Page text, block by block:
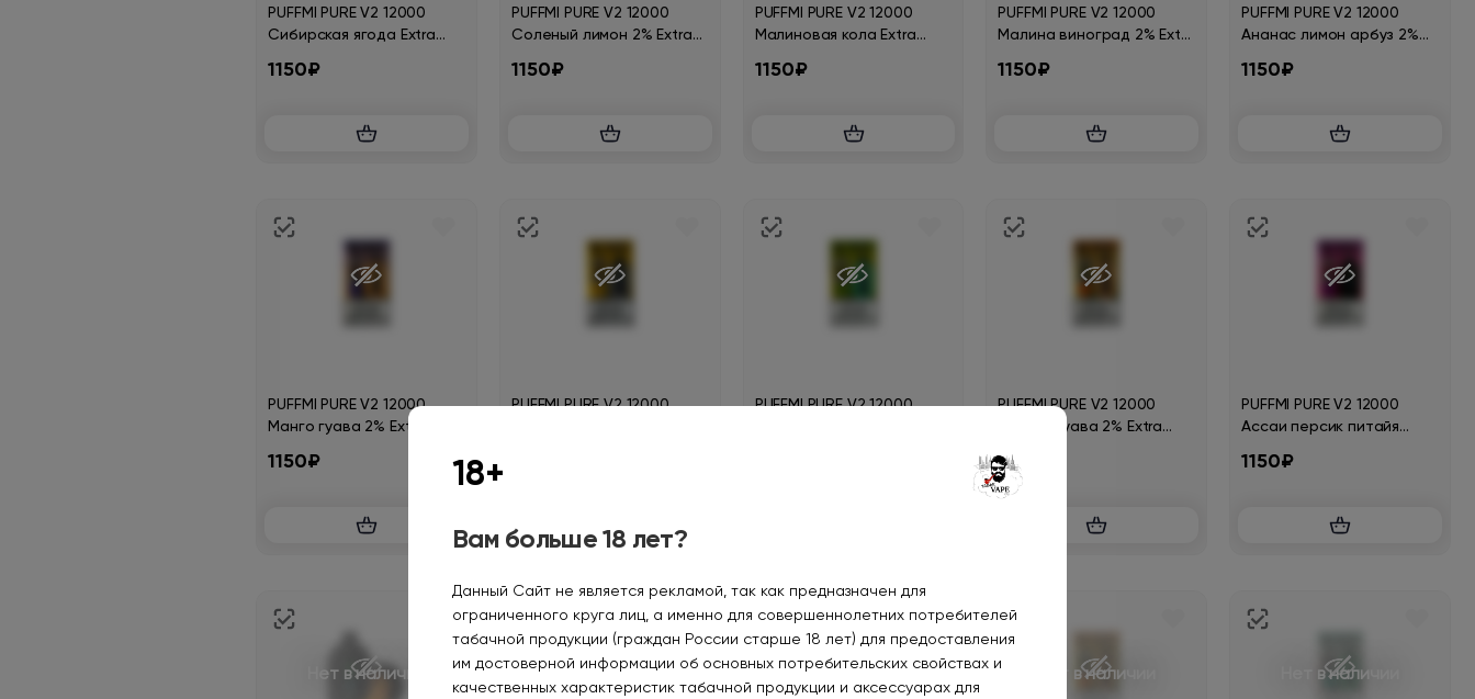
PUFFMI PURE V2 12000
Сибирская ягода Extra
1150₽
PUFFMI PURE V2 12000
Соленый лимон 2% Extra
1150₽
PUFFMI PURE V2 12000
Малиновая кола Extra
1150₽
PUFFMI PURE V2 12000
Малина виноград 2% Extra
1150₽
PUFFMI PURE V2 12000
Ананас лимон арбуз 2%
1150₽
PUFFMI PURE V2 12000
Манго гуава 2% Extra Hard
1150₽
PUFFMI PURE V2 12000
PUFFMI PURE V2 12000
PUFFMI PURE V2 12000
Яблоко гуава 2% Extra
1150₽
PUFFMI PURE V2 12000
Ассаи персик питайя
1150₽
Нет в наличии Нет в наличии Нет в наличии Нет в наличии Нет в наличии
18+
Вам больше 18 лет?
Данный Сайт не является рекламой, так как предназначен для
ограниченного круга лиц, а именно для совершеннолетних потребителей
табачной продукции (граждан России старше 18 лет) для предоставления
им достоверной информации об основных потребительских свойствах и
качественных характеристик табачной продукции и аксессуарах для